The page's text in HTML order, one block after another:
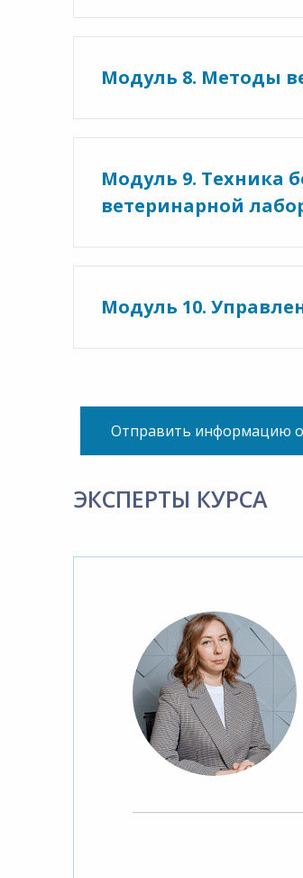
Модуль 8. Методы
Модуль 9. Техника
ветеринарной
Модуль 10.
Отправить информацию о
ЭКСПЕРТЫ КУРСА